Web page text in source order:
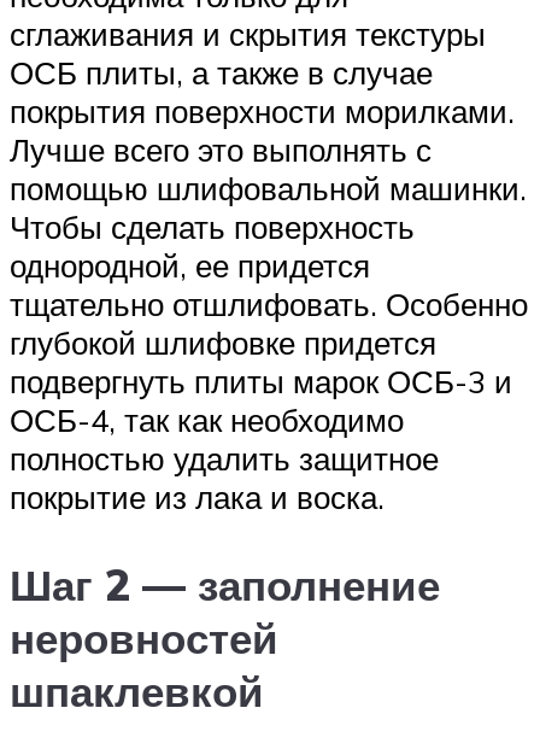
сглаживания и скрытия текстуры
ОСБ плиты, а также в случае
покрытия поверхности морилками.
Лучше всего это выполнять с
помощью шлифовальной машинки.
Чтобы сделать поверхность
однородной, ее придется
тщательно отшлифовать. Особенно
глубокой шлифовке придется
подвергнуть плиты марок ОСБ-3 и
ОСБ-4, так как необходимо
полностью удалить защитное
покрытие из лака и воска.
Шаг 2 — заполнение
неровностей
шпаклевкой